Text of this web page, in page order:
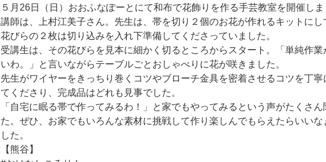
５月26日（日）おおふなぽーとにて和布で花飾りを作る手芸教室を開催しま
講師は、上村江美子さん。先生は、帯を切り２個のお花が作れるキットにし
花びらの２枚は切り込みを入れ下準備してくださっていました。
受講生は、その花びらを見本に細かく切るところからスタート。「単純作業
いわ。」と言いながらテーブルごとおしゃべりに花が咲きました。
先生がワイヤーをきっちり巻くコツやブローチ金具を密着させるコツを丁寧
てくださり、完成品はどれも見事でした。
「自宅に眠る帯で作ってみるわ！」と家でもやってみるという声がたくさん
た。ぜひ、お家でもいろんな素材に挑戦して作り楽しんでもらえたらいいな
した。
【熊谷】